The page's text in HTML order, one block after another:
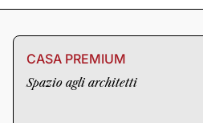
CASA PREMIUM
Spazio agli architetti